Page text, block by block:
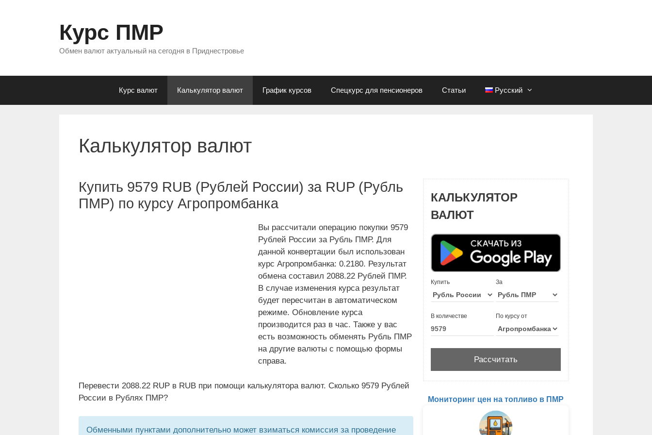
Курс ПМР
Обмен валют актуальный на сегодня в Приднестровье
Курс валют Калькулятор валют График курсов Спецкурс для пенсионеров Статьи Русский
Калькулятор валют
Купить 9579 RUB (Рублей России) за RUP (Рубль
ПМР) по курсу Агропромбанка
Вы рассчитали операцию покупки 9579
Рублей России за Рубль ПМР. Для
данной конвертации был использован
курс Агропромбанка: 0.2180. Результат
обмена составил 2088.22 Рублей ПМР.
В случае изменения курса результат
будет пересчитан в автоматическом
режиме. Обновление курса
производится раз в час. Также у вас
есть возможность обменять Рубль ПМР
на другие валюты с помощью формы
справа.
Перевести 2088.22 RUP в RUB при помощи калькулятора валют. Сколько 9579 Рублей
России в Рублях ПМР?
Обменными пунктами дополнительно может взиматься комиссия за проведение
КАЛЬКУЛЯТОР
ВАЛЮТ
Купить За
В количестве По курсу от
Мониторинг цен на топливо в ПМР